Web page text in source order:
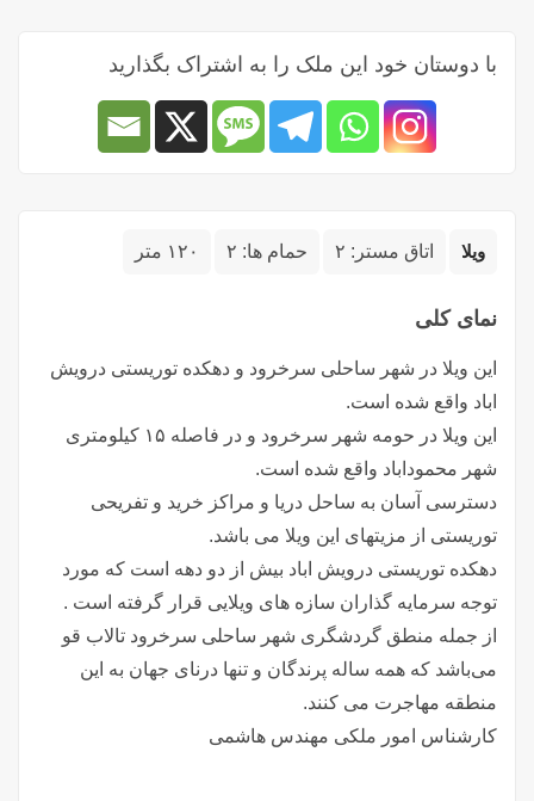
ویلا اتاق مستر: ۲ حمام ها: ۲ ۱۲۰ متر
نمای کلی
این ویلا در شهر ساحلی سرخرود و دهکده توریستی درویش
اباد واقع شده است.
این ویلا در حومه شهر سرخرود و در فاصله ۱۵ کیلومتری
شهر محموداباد واقع شده است.
دسترسی آسان به ساحل دریا و مراکز خرید و تفریحی
توریستی از مزیتهای این ویلا می باشد.
دهکده توریستی درویش اباد بیش از دو دهه است که مورد
توجه سرمایه گذاران سازه های ویلایی قرار گرفته است .
از جمله منطق گردشگری شهر ساحلی سرخرود تالاب قو
می‌باشد که همه ساله پرندگان و تنها درنای جهان به این
منطقه مهاجرت می کنند.
کارشناس امور ملکی مهندس هاشمی
با دوستان خود این ملک را به اشتراک بگذارید